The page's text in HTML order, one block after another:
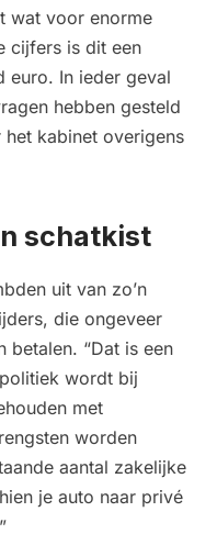
wat voor enorme
cijfers is dit een
euro. In ieder geval
hebben gesteld
kabinet overigens
schatkist
uit van zo’n
die ongeveer
betalen. “Dat is een
wordt bij
met
worden
aantal zakelijke
je auto naar privé